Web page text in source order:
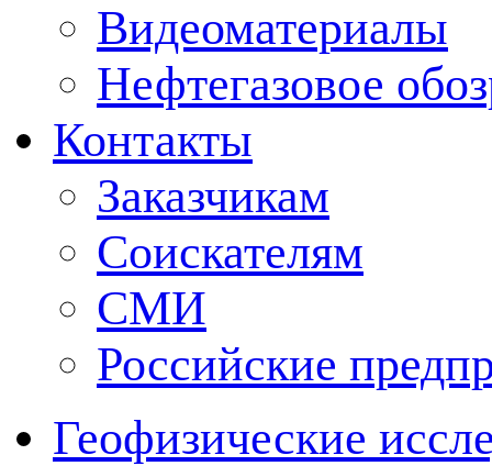
Видеоматериалы
Нефтегазовое
Контакты
Заказчикам
Соискателям
СМИ
Российские
Геофизические